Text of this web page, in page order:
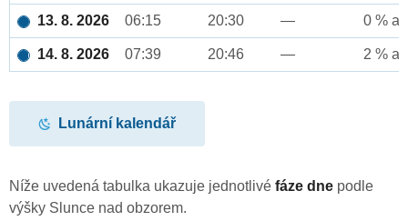
13. 8. 2026 06:15 20:30 — 0 %
14. 8. 2026 07:39 20:46 — 2 %
Lunární kalendář
Níže uvedená tabulka ukazuje jednotlivé fáze dne podle
výšky Slunce nad obzorem.